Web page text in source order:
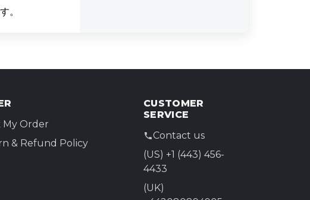
。
My Order
& Refund Policy
CUSTOMER
SERVICE
Contact us
(US) +1 (443) 456-
4433
(UK)